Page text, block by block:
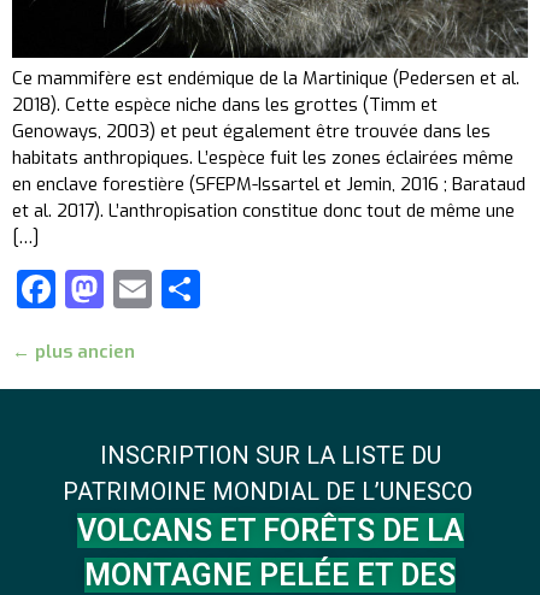
Ce mammifère est endémique de la Martinique (Pedersen et al.
2018). Cette espèce niche dans les grottes (Timm et
Genoways, 2003) et peut également être trouvée dans les
habitats anthropiques. L’espèce fuit les zones éclairées même
en enclave forestière (SFEPM-Issartel et Jemin, 2016 ; Barataud
et al. 2017). L’anthropisation constitue donc tout de même une
[…]
Facebook
Mastodon
Email
← plus ancien
INSCRIPTION SUR LA LISTE DU
PATRIMOINE MONDIAL DE L’UNESCO
VOLCANS ET FORÊTS DE LA
MONTAGNE PELÉE ET DES